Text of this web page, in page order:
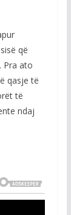
që
Pra ato
qasje të
të
ndaj